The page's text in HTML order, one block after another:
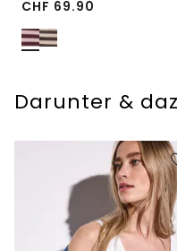
CHF 69.90
Darunter &